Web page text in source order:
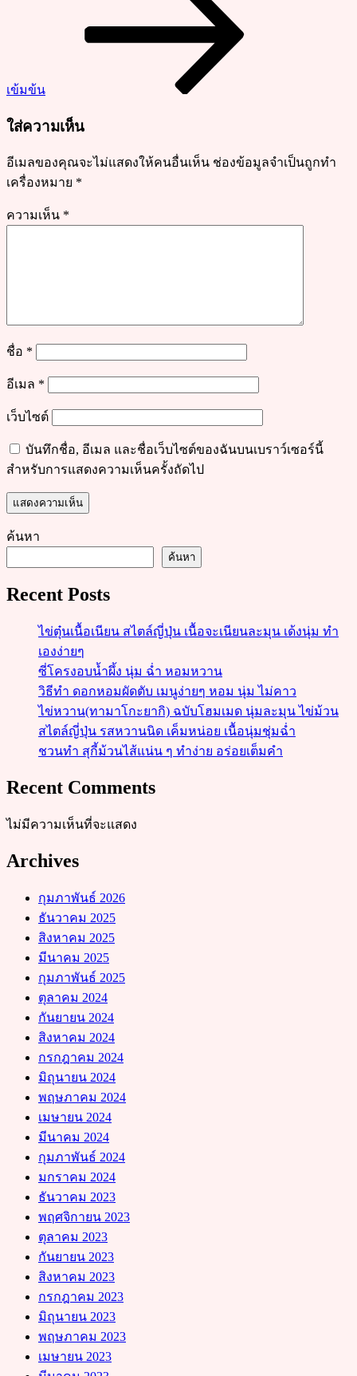
ต้น
เข้มข้น
ใส่ความเห็น
อีเมลของคุณจะไม่แสดงให้คนอื่นเห็น ช่องข้อมูลจำเป็นถูกทำ
เครื่องหมาย *
ความเห็น *
ชื่อ *
อีเมล *
เว็บไซต์
บันทึกชื่อ, อีเมล และชื่อเว็บไซต์ของฉันบนเบราว์เซอร์นี้
สำหรับการแสดงความเห็นครั้งถัดไป
ค้นหา
ค้นหา
Recent Posts
ไข่ตุ๋นเนื้อเนียน สไตล์ญี่ปุ่น เนื้อจะเนียนละมุน เด้งนุ่ม ทำ
เองง่ายๆ
ซี่โครงอบน้ำผึ้ง นุ่ม ฉ่ำ หอมหวาน
วิธีทำ ดอกหอมผัดตับ เมนูง่ายๆ หอม นุ่ม ไม่คาว
ไข่หวาน(ทามาโกะยากิ) ฉบับโฮมเมด นุ่มละมุน ไข่ม้วน
สไตล์ญี่ปุ่น รสหวานนิด เค็มหน่อย เนื้อนุ่มชุ่มฉ่ำ
ชวนทำ สุกี้ม้วนไส้แน่น ๆ ทำง่าย อร่อยเต็มคำ
Recent Comments
ไม่มีความเห็นที่จะแสดง
Archives
กุมภาพันธ์ 2026
ธันวาคม 2025
สิงหาคม 2025
มีนาคม 2025
กุมภาพันธ์ 2025
ตุลาคม 2024
กันยายน 2024
สิงหาคม 2024
กรกฎาคม 2024
มิถุนายน 2024
พฤษภาคม 2024
เมษายน 2024
มีนาคม 2024
กุมภาพันธ์ 2024
มกราคม 2024
ธันวาคม 2023
พฤศจิกายน 2023
ตุลาคม 2023
กันยายน 2023
สิงหาคม 2023
กรกฎาคม 2023
มิถุนายน 2023
พฤษภาคม 2023
เมษายน 2023